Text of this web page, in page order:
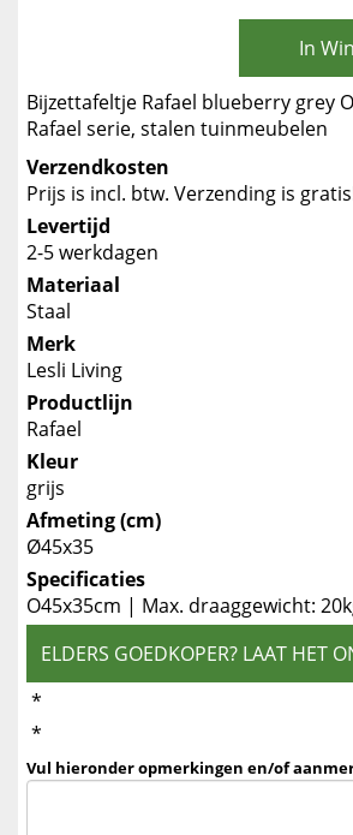
In
Bijzettafeltje Rafael blueberry grey
Rafael serie, stalen tuinmeubelen
Verzendkosten
Prijs is incl. btw. Verzending is
Levertijd
2-5 werkdagen
Materiaal
Staal
Merk
Lesli Living
Productlijn
Rafael
Kleur
grijs
Afmeting (cm)
Ø45x35
Specificaties
O45x35cm | Max. draaggewicht:
ELDERS GOEDKOPER? LAAT HET
*
*
Vul hieronder opmerkingen en/of